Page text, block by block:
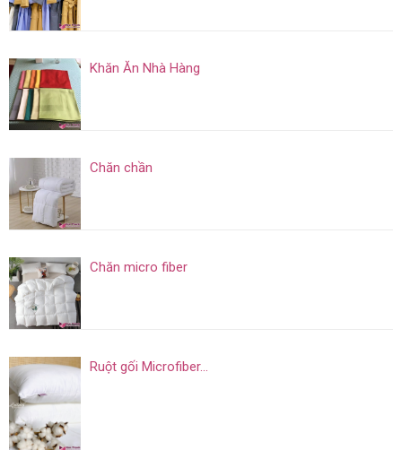
Khăn Ăn Nhà Hàng
Chăn chần
Chăn micro fiber
Ruột gối Microfiber...